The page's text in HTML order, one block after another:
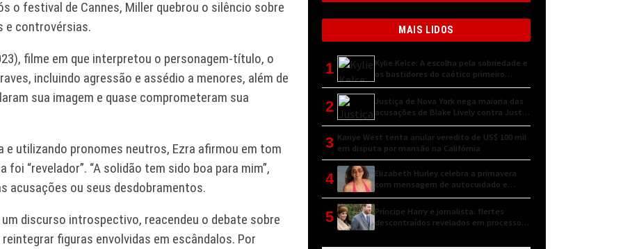
o festival de Cannes, Miller quebrou o silêncio sobre
e controvérsias.
filme em que interpretou o personagem-título, o
incluindo agressão e assédio a menores, além de
sua imagem e quase comprometeram sua
utilizando pronomes neutros, Ezra afirmou em tom
“revelador”. “A solidão tem sido boa para mim”,
acusações ou seus desdobramentos.
discurso introspectivo, reacendeu o debate sobre
figuras envolvidas em escândalos. Por
MAIS LIDOS
1
Kylie Kelce: A escolha pela sobriedade e
os bastidores do caótico primeiro
encontro
2
Justiça de Nova York nega maioria das
acusações de Blake Lively contra Justin
Baldoni
3 Kanye West tenta anular veredito de US$ 100 mil
em disputa por mansão na Califórnia
4
Elizabeth Hurley celebra a primavera
com mensagem de autocuidado e
conexão natural
5
Príncipe Harry e jornalista: flertes
descontraídos revelados em processo